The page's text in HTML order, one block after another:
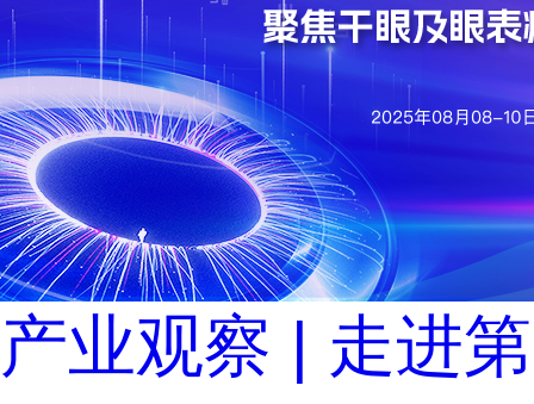
产业观察 | 走进第